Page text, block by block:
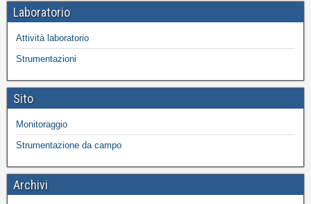
Laboratorio
Attività laboratorio
Strumentazioni
Sito
Monitoraggio
Strumentazione da campo
Archivi